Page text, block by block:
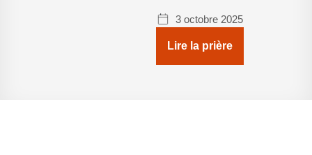
3 octobre 2025
Lire la prière